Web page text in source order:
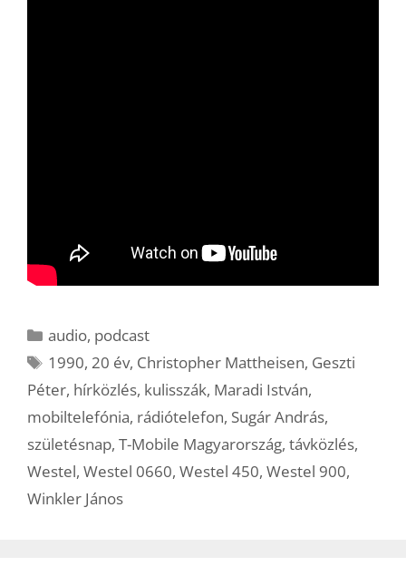
Kategória
audio, podcast
Címkék
1990, 20 év, Christopher Mattheisen, Geszti
Péter, hírközlés, kulisszák, Maradi István,
mobiltelefónia, rádiótelefon, Sugár András,
születésnap, T-Mobile Magyarország, távközlés,
Westel, Westel 0660, Westel 450, Westel 900,
Winkler János